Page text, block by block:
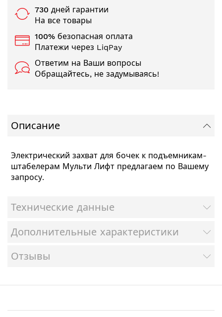
730 дней гарантии
На все товары
100% безопасная оплата
Платежи через LiqPay
Ответим на Ваши вопросы
Обращайтесь, не задумываясь!
Описание
Электрический захват для бочек к подъемникам-
штабелерам Мульти Лифт предлагаем по Вашему
запросу.
Технические данные
Дополнительные характеристики
Отзывы